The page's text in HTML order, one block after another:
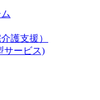
護支援）
サービス)